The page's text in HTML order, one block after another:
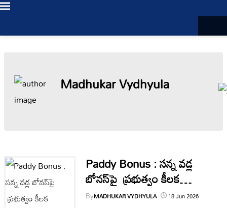
Bookmarks
/
తాజా
వార్తలు
Madhukar Vydhyula
Paddy Bonus : సన్న వడ్ల
బోనస్‌పై ప్రభుత్వం కీలక
నిర్ణయం..ఆ ఏడు రకాలకు
ByMADHUKAR VYDHYULA 18 Jun 2026